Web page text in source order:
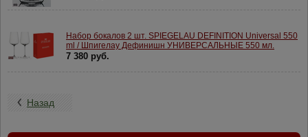
Набор бокалов 2 шт. SPIEGELAU DEFINITION Universal 550
ml / Шпигелау Дефинишн УНИВЕРСАЛЬНЫЕ 550 мл.
7 380 руб.
Назад